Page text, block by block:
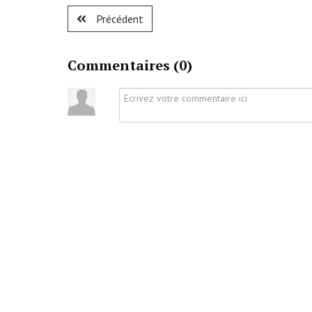
Précédent
Commentaires (0)